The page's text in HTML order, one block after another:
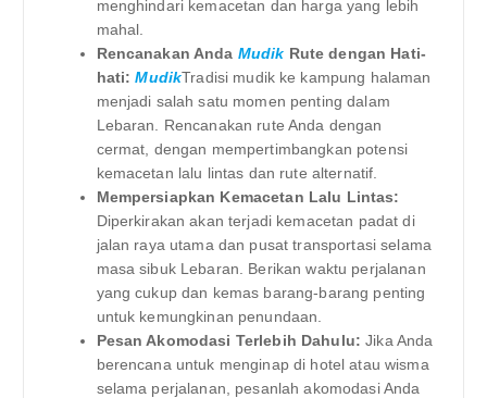
menghindari kemacetan dan harga yang lebih
mahal.
Rencanakan Anda Mudik Rute dengan Hati-
hati: MudikTradisi mudik ke kampung halaman
menjadi salah satu momen penting dalam
Lebaran. Rencanakan rute Anda dengan
cermat, dengan mempertimbangkan potensi
kemacetan lalu lintas dan rute alternatif.
Mempersiapkan Kemacetan Lalu Lintas:
Diperkirakan akan terjadi kemacetan padat di
jalan raya utama dan pusat transportasi selama
masa sibuk Lebaran. Berikan waktu perjalanan
yang cukup dan kemas barang-barang penting
untuk kemungkinan penundaan.
Pesan Akomodasi Terlebih Dahulu: Jika Anda
berencana untuk menginap di hotel atau wisma
selama perjalanan, pesanlah akomodasi Anda